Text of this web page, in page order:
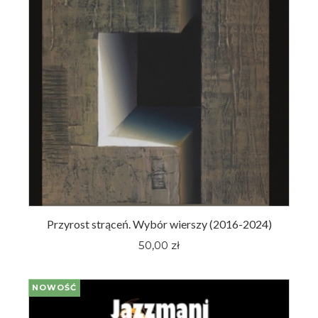
Przyrost strąceń. Wybór wierszy (2016-2024)
50,00 zł
NOWOŚĆ